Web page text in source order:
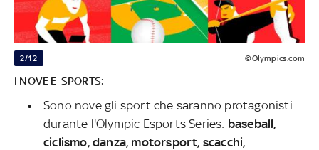
2/12 ©Olympics.com
I NOVE E-SPORTS:
Sono nove gli sport che saranno protagonisti
durante l'Olympic Esports Series: baseball,
ciclismo, danza, motorsport, scacchi,